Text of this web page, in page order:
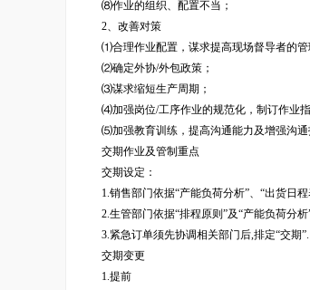
⑻作业的组织、配置不当；
2、改善对策
⑴合理作业配置，谋求提高现场督导者的管
⑵确定外协/外包政策；
⑶谋求缩短生产周期；
⑷加强岗位/工序作业的规范化，制订作业指
⑸加强教育训练，提高沟通能力及增强沟通
交期作业及管制重点
交期设定：
1.销售部门依据“产能负荷分析”、“出货日程
2.生管部门依据“排程原则”及“产能负荷分析
3.紧急订单须先协调相关部门后,排定“交期”.
交期变更
1.提前